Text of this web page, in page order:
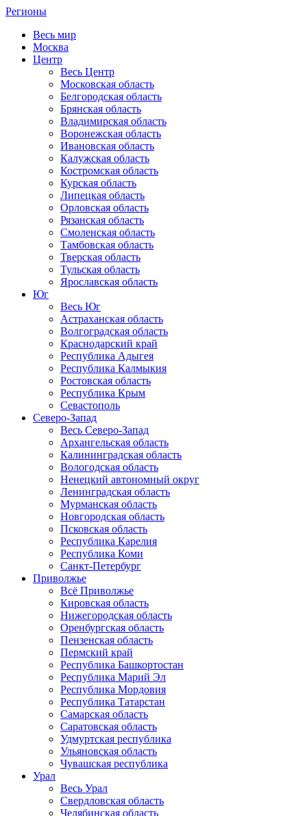
Регионы
Весь мир
Москва
Центр
Весь Центр
Московская область
Белгородская область
Брянская область
Владимирская область
Воронежская область
Ивановская область
Калужская область
Костромская область
Курская область
Липецкая область
Орловская область
Рязанская область
Смоленская область
Тамбовская область
Тверская область
Тульская область
Ярославская область
Юг
Весь Юг
Астраханская область
Волгоградская область
Краснодарский край
Республика Адыгея
Республика Калмыкия
Ростовская область
Республика Крым
Севастополь
Северо-Запад
Весь Северо-Запад
Архангельская область
Калининградская область
Вологодская область
Ненецкий автономный округ
Ленинградская область
Мурманская область
Новгородская область
Псковская область
Республика Карелия
Республика Коми
Санкт-Петербург
Приволжье
Всё Приволжье
Кировская область
Нижегородская область
Оренбургская область
Пензенская область
Пермский край
Республика Башкортостан
Республика Марий Эл
Республика Мордовия
Республика Татарстан
Самарская область
Саратовская область
Удмуртская республика
Ульяновская область
Чувашская республика
Урал
Весь Урал
Свердловская область
Челябинская область